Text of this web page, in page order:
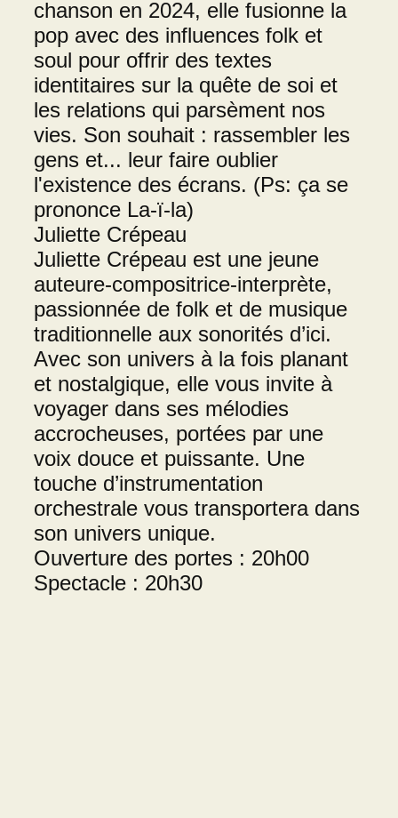
chanson en 2024, elle fusionne la
pop avec des influences folk et
soul pour offrir des textes
identitaires sur la quête de soi et
les relations qui parsèment nos
vies. Son souhait : rassembler les
gens et... leur faire oublier
l'existence des écrans. (Ps: ça se
prononce La-ï-la)
Juliette Crépeau
Juliette Crépeau est une jeune
auteure-compositrice-interprète,
passionnée de folk et de musique
traditionnelle aux sonorités d’ici.
Avec son univers à la fois planant
et nostalgique, elle vous invite à
voyager dans ses mélodies
accrocheuses, portées par une
voix douce et puissante. Une
touche d’instrumentation
orchestrale vous transportera dans
son univers unique.
Ouverture des portes : 20h00
Spectacle : 20h30